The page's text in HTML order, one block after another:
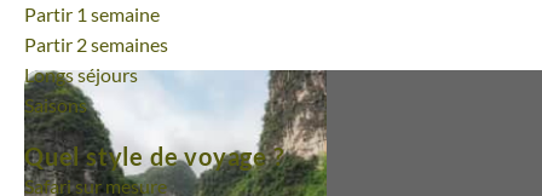
Partir 1 semaine
Partir 2 semaines
Longs séjours
Saisons
Quel style de voyage ?
Safari sur mesure